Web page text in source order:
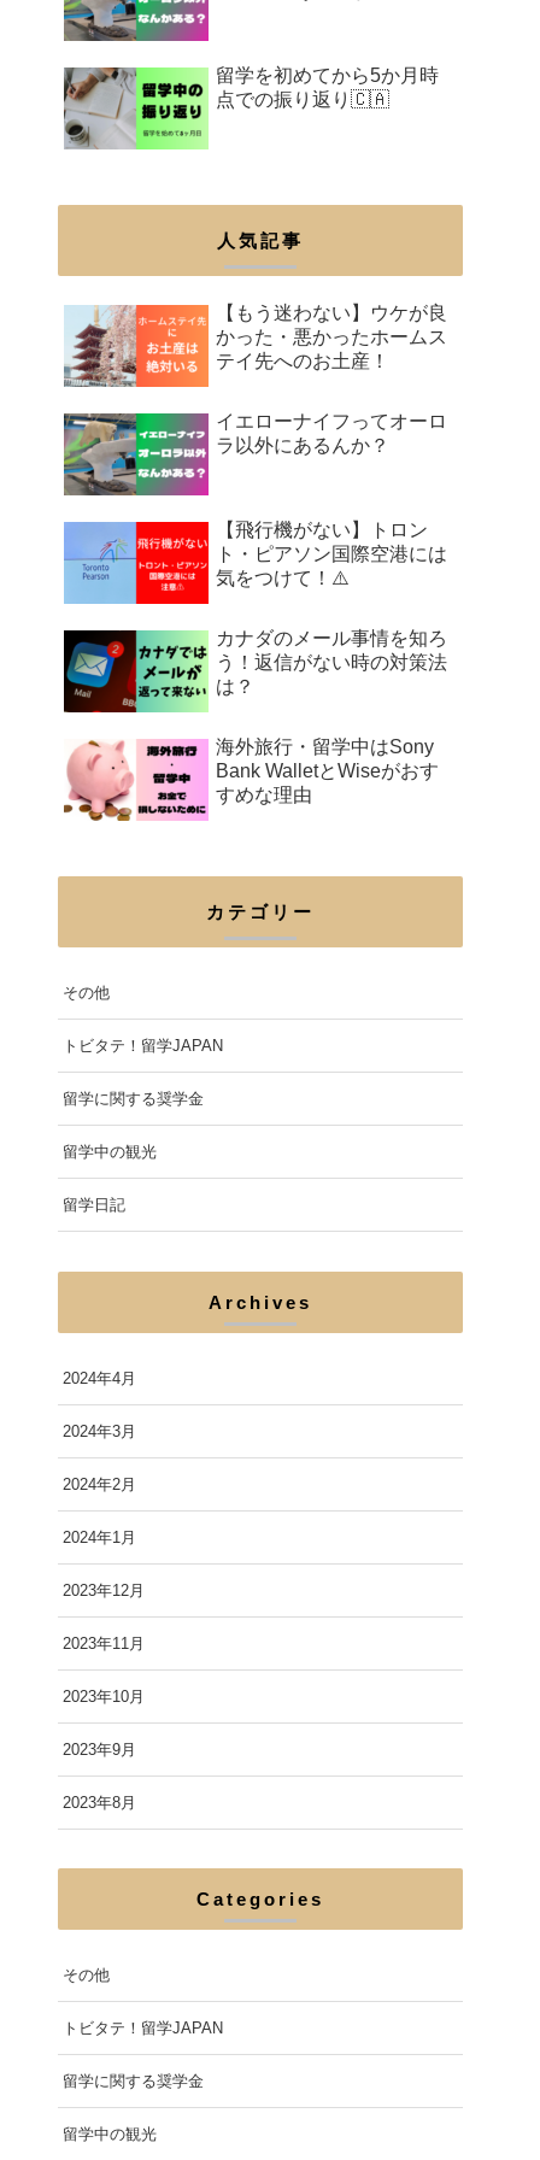
留学を初めてから5か月時
点での振り返り🇨🇦
人気記事
【もう迷わない】ウケが良
かった・悪かったホームス
テイ先へのお土産！
イエローナイフってオーロ
ラ以外にあるんか？
【飛行機がない】トロン
ト・ピアソン国際空港には
気をつけて！⚠️
カナダのメール事情を知ろ
う！返信がない時の対策法
は？
海外旅行・留学中はSony
Bank WalletとWiseがおす
すめな理由
カテゴリー
その他
トビタテ！留学JAPAN
留学に関する奨学金
留学中の観光
留学日記
Archives
2024年4月
2024年3月
2024年2月
2024年1月
2023年12月
2023年11月
2023年10月
2023年9月
2023年8月
Categories
その他
トビタテ！留学JAPAN
留学に関する奨学金
留学中の観光